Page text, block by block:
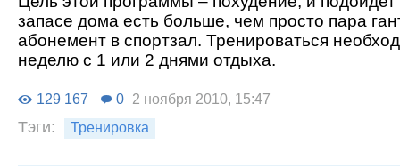
запасе дома есть больше, чем просто пара
абонемент в спортзал. Тренироваться
неделю с 1 или 2 днями отдыха.
129 167 0 2 ноября 2010, 15:47
Тэги: Тренировка